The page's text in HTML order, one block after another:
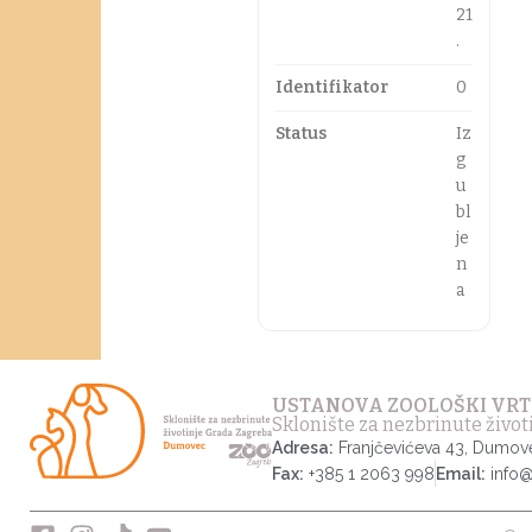
21
.
Identifikator 0
Status
Iz
g
u
bl
je
n
a
USTANOVA ZOOLOŠKI
Sklonište za nezbrinute
Adresa: Franjčevićeva 43,
Fax: +385 1 2063 998 Email: